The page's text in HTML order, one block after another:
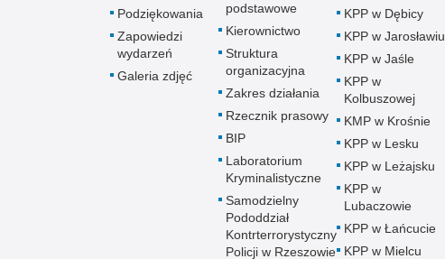
Podziękowania
Zapowiedzi
wydarzeń
Galeria zdjęć
podstawowe
Kierownictwo
Struktura
organizacyjna
Zakres działania
Rzecznik prasowy
BIP
Laboratorium
Kryminalistyczne
Samodzielny
Pododdział
Kontrterrorystyczny
Policji w Rzeszowie
KPP w Dębicy
KPP w Jarosławiu
KPP w Jaśle
KPP w
Kolbuszowej
KMP w Krośnie
KPP w Lesku
KPP w Leżajsku
KPP w
Lubaczowie
KPP w Łańcucie
KPP w Mielcu